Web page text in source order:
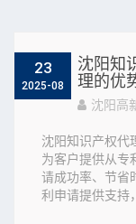
23
2025-08
沈阳知
理的优
沈阳高
沈阳知识产权代
为客户提供从专
请成功率、节省
利申请提供支持